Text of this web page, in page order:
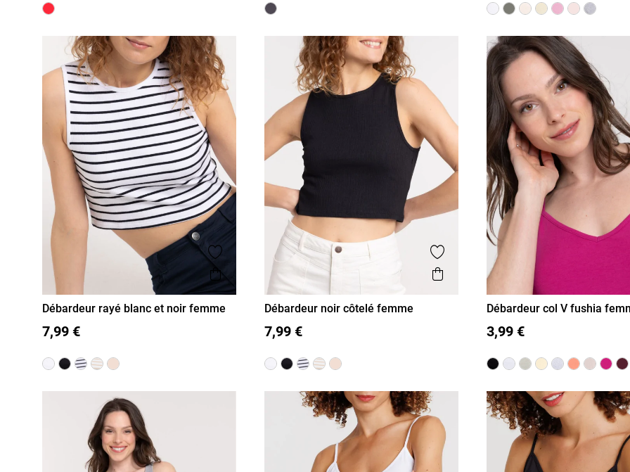
Ajouter aux favoris
Aperçu rapide
S M
Débardeur rayé blanc et noir femme
7,99 €
Ajouter aux favoris
Aperçu rapide
S M
Débardeur noir côtelé femme
7,99 € S M
Débardeur col V fushia
3,99 €